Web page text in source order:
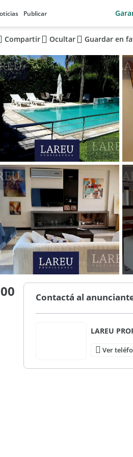
Publicar
Compartir Ocultar Guardar en
Contactá al
LAREU
Ver